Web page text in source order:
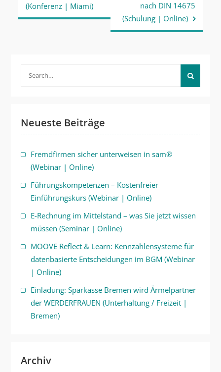
(Konferenz | Miami)
nach DIN 14675
(Schulung | Online)
Neueste Beiträge
Fremdfirmen sicher unterweisen in sam®
(Webinar | Online)
Führungskompetenzen – Kostenfreier
Einführungskurs (Webinar | Online)
E-Rechnung im Mittelstand – was Sie jetzt wissen
müssen (Seminar | Online)
MOOVE Reflect & Learn: Kennzahlensysteme für
datenbasierte Entscheidungen im BGM (Webinar
| Online)
Einladung: Sparkasse Bremen wird Ärmelpartner
der WERDERFRAUEN (Unterhaltung / Freizeit |
Bremen)
Archiv